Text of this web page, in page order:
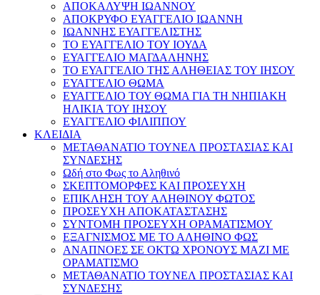
ΑΠΟΚΑΛΥΨΗ ΙΩΑΝΝΟΥ
ΑΠΟΚΡΥΦΟ ΕΥΑΓΓΕΛΙΟ ΙΩΑΝΝΗ
ΙΩΑΝΝΗΣ ΕΥΑΓΓΕΛΙΣΤΗΣ
ΤΟ ΕΥΑΓΓΕΛΙΟ ΤΟΥ ΙΟΥΔΑ
ΕΥΑΓΓΕΛΙΟ ΜΑΓΔΑΛΗΝΗΣ
ΤΟ ΕΥΑΓΓΕΛΙΟ ΤΗΣ ΑΛΗΘΕΙΑΣ ΤΟΥ ΙΗΣΟΥ
ΕΥΑΓΓΕΛΙΟ ΘΩΜΑ
ΕΥΑΓΓΕΛΙΟ ΤΟΥ ΘΩΜΑ ΓΙΑ ΤΗ ΝΗΠΙΑΚΗ
ΗΛΙΚΙΑ ΤΟΥ ΙΗΣΟΥ
ΕΥΑΓΓΕΛΙΟ ΦΙΛΙΠΠΟΥ
ΚΛΕΙΔΙΑ
ΜΕΤΑΘΑΝΑΤΙΟ ΤΟΥΝΕΛ ΠΡΟΣΤΑΣΙΑΣ ΚΑΙ
ΣΥΝΔΕΣΗΣ
Ωδή στο Φως το Αληθινό
ΣΚΕΠΤΟΜΟΡΦΕΣ ΚΑΙ ΠΡΟΣΕΥΧΗ
ΕΠΙΚΛΗΣΗ ΤΟΥ ΑΛΗΘΙΝΟΥ ΦΩΤΟΣ
ΠΡΟΣΕΥΧΗ ΑΠΟΚΑΤΑΣΤΑΣΗΣ
ΣΥΝΤΟΜΗ ΠΡΟΣΕΥΧΗ ΟΡΑΜΑΤΙΣΜΟΥ
ΕΞΑΓΝΙΣΜΟΣ ΜΕ ΤΟ ΑΛΗΘΙΝΟ ΦΩΣ
ΑΝΑΠΝΟΕΣ ΣΕ ΟΚΤΩ ΧΡΟΝΟΥΣ ΜΑΖΙ ΜΕ
ΟΡΑΜΑΤΙΣΜΟ
ΜΕΤΑΘΑΝΑΤΙΟ ΤΟΥΝΕΛ ΠΡΟΣΤΑΣΙΑΣ ΚΑΙ
ΣΥΝΔΕΣΗΣ